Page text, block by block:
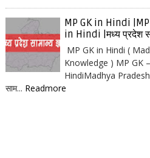
MP GK in Hindi
in Hindi |मध्य प्रदेश
MP GK in Hindi (
Knowledge ) MP GK
HindiMadhya
साम... Readmore